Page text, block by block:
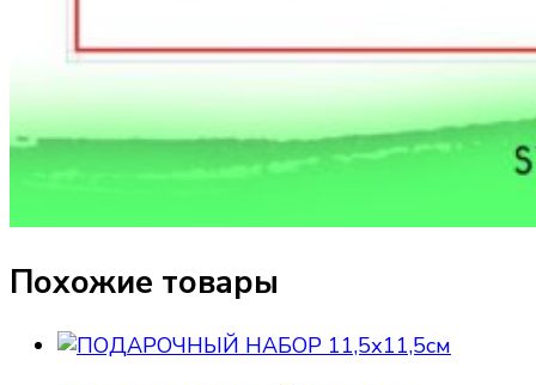
Похожие товары